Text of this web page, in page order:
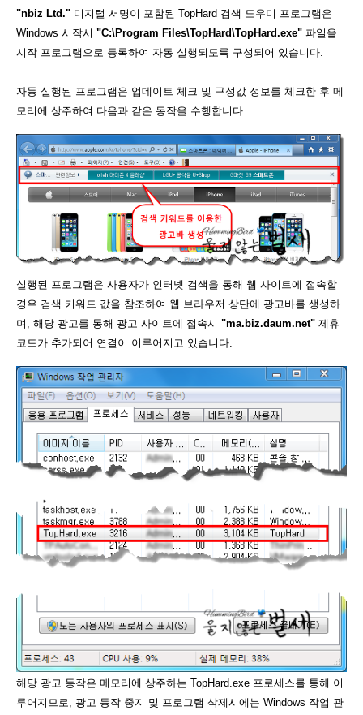
"nbiz Ltd." 디지털 서명이 포함된 TopHard 검색 도우미 프로그램은
Windows 시작시 "C:\Program Files\TopHard\TopHard.exe" 파일을
시작 프로그램으로 등록하여 자동 실행되도록 구성되어 있습니다.
자동 실행된 프로그램은 업데이트 체크 및 구성값 정보를 체크한 후 메
모리에 상주하여 다음과 같은 동작을 수행합니다.
실행된 프로그램은 사용자가 인터넷 검색을 통해 웹 사이트에 접속할
경우 검색 키워드 값을 참조하여 웹 브라우저 상단에 광고바를 생성하
며, 해당 광고를 통해 광고 사이트에 접속시 "ma.biz.daum.net" 제휴
코드가 추가되어 연결이 이루어지고 있습니다.
해당 광고 동작은 메모리에 상주하는 TopHard.exe 프로세스를 통해 이
루어지므로, 광고 동작 중지 및 프로그램 삭제시에는 Windows 작업 관